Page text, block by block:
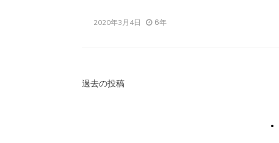
2020年3月4日 6年
投
過去の投稿